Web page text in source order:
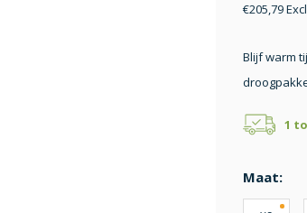
€205,79
Blijf warm
1
Maat: